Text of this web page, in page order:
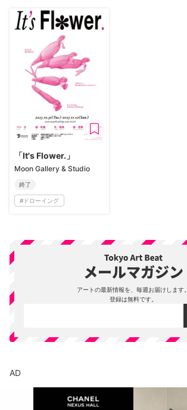
「It's Flower.」
Moon Gallery & Studio
終了
# ドローイング
アートの最新情報を、毎週お届けします。
登録は無料です。
AD